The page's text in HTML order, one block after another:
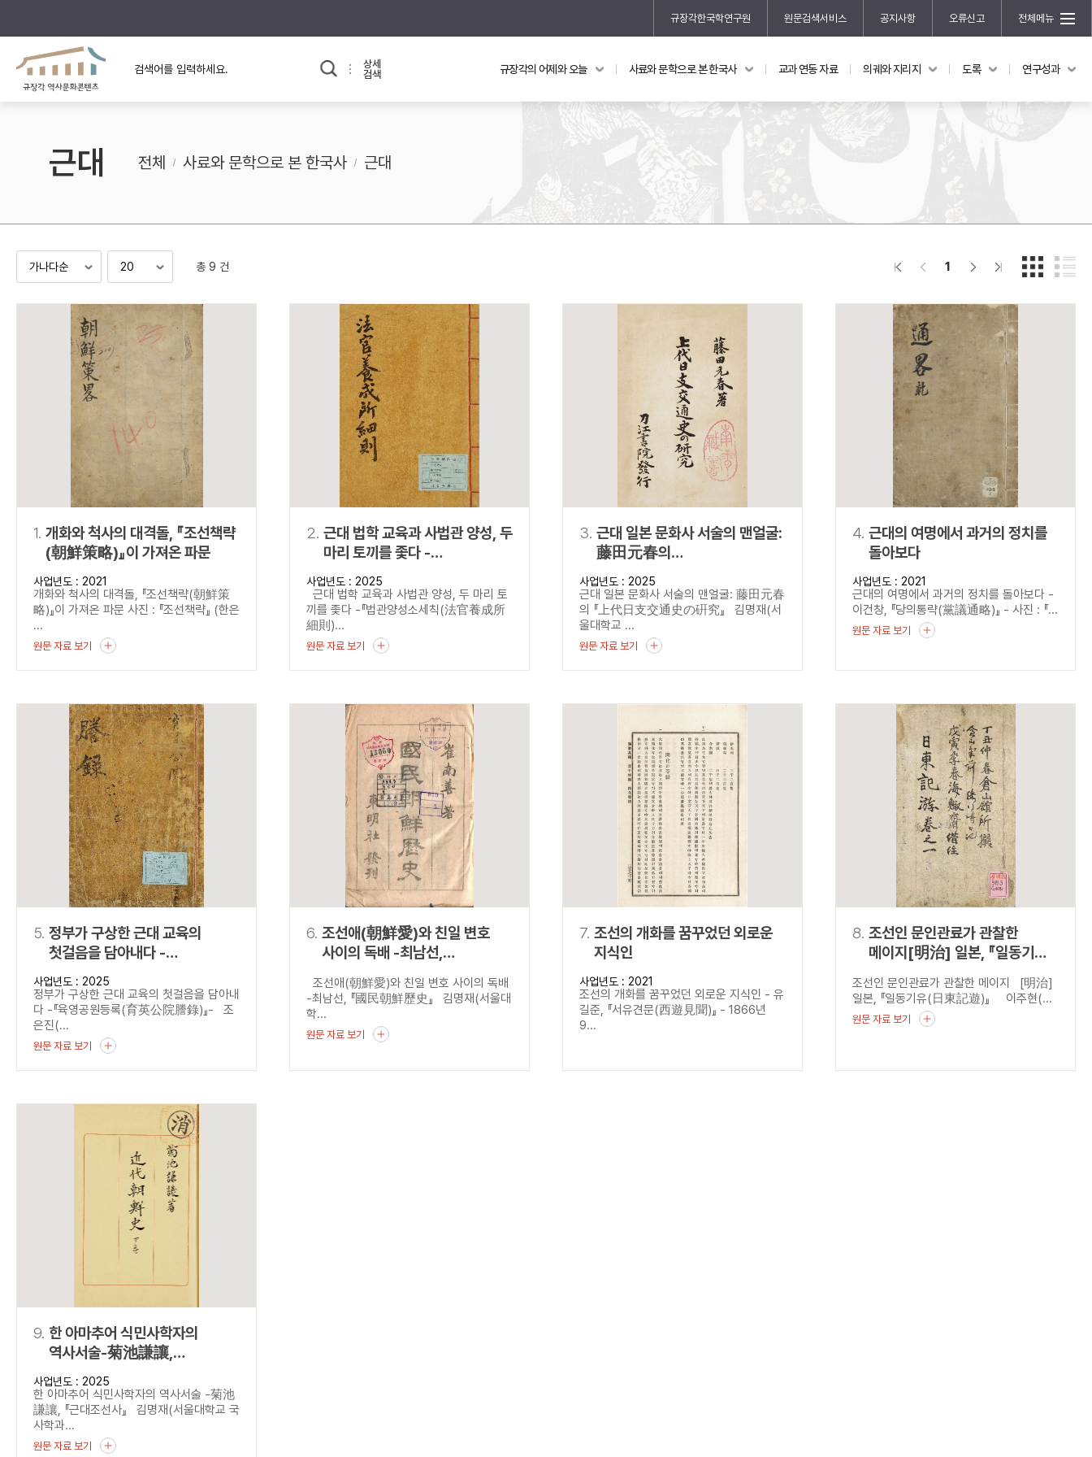
규장각한국학연구원 원문검색서비스 공지사항 오류신고 전체메뉴
규장각의 어제와 오늘
규장각 소개영상
사료와 문학으로 본
고대
조선 후기
교과 연동 자료 의궤와 지리지 도록 연구성과
신진학자 초청 연구교류 사업
규장각-산기 연구비 지원 사업
기획연구
홍재 한국학 펠로십 프로그램
상세
검색
검색 연산자 사용안내
연산자 설명
AND 정조 AND 정약용
“정조”와 “정약용”이 동시에 포함된 자료를 검
OR “정조” 또는 “정약용”이 포함된 자료를 검색
“정조”가 나온 후 “정약용”이 나오지 않는 자
동시에 여러 개의 연산자를 사용할 수 있습니다.
규장각의 어제와 오늘 사료와 문학으로 본 한국사 교과 연동 자료 의궤와 지리지 도록 연구성과
근대 전체 사료와 문학으로 본 한국사 근대
총 9 건 1
1. 개화와 척사의 대격돌, 『조선책략
(朝鮮策略)』이 가져온 파문
사업년도 : 2021
개화와 척사의 대격돌, 『조선책략(朝鮮策
略)』이 가져온 파문 사진 : 『조선책략』 (한은
...
원문 자료 보기
2. 근대 법학 교육과 사법관 양성, 두
마리 토끼를 좇다 -
『법관양성소세칙
(法官養成所細則)』을 통해 본
법관양성소 운영과 현실
사업년도 : 2025
근대 법학 교육과 사법관 양성, 두 마리 토
끼를 좇다 -『법관양성소세칙(法官養成所
細則)...
원문 자료 보기
3. 근대 일본 문화사 서술의 맨얼굴:
藤田元春의
『上代日支交通史の硏究』
사업년도 : 2025
근대 일본 문화사 서술의 맨얼굴: 藤田元春
의 『上代日支交通史の硏究』 김명재(서
울대학교 ...
원문 자료 보기
4. 근대의 여명에서 과거의 정치를
돌아보다
사업년도 : 2021
근대의 여명에서 과거의 정치를 돌아보다 -
이건창, 『당의통략(黨議通略)』 - 사진 : 『...
원문 자료 보기
5. 정부가 구상한 근대 교육의
첫걸음을 담아내다 -
『육영공원등록
(育英公院謄錄)』-
사업년도 : 2025
정부가 구상한 근대 교육의 첫걸음을 담아내
다 -『육영공원등록(育英公院謄錄)』- 조
은진(...
원문 자료 보기
6. 조선애(朝鮮愛)와 친일 변호
사이의 독배 -최남선,
『國民朝鮮歷史』
조선애(朝鮮愛)와 친일 변호 사이의 독배
-최남선, 『國民朝鮮歷史』 김명재(서울대
학...
원문 자료 보기
7. 조선의 개화를 꿈꾸었던 외로운
지식인
사업년도 : 2021
조선의 개화를 꿈꾸었던 외로운 지식인 - 유
길준, 『서유견문(西遊見聞)』 - 1866년
9...
8. 조선인 문인관료가 관찰한
메이지[明治] 일본, 『일동기유
조선인 문인관료가 관찰한 메이지 [明治]
일본, 『일동기유(日東記遊)』 이주현(...
원문 자료 보기
9. 한 아마추어 식민사학자의
역사서술-菊池謙讓,
『근대조선사』
사업년도 : 2025
한 아마추어 식민사학자의 역사서술 -菊池
謙讓, 『근대조선사』 김명재(서울대학교 국
사학과...
원문 자료 보기